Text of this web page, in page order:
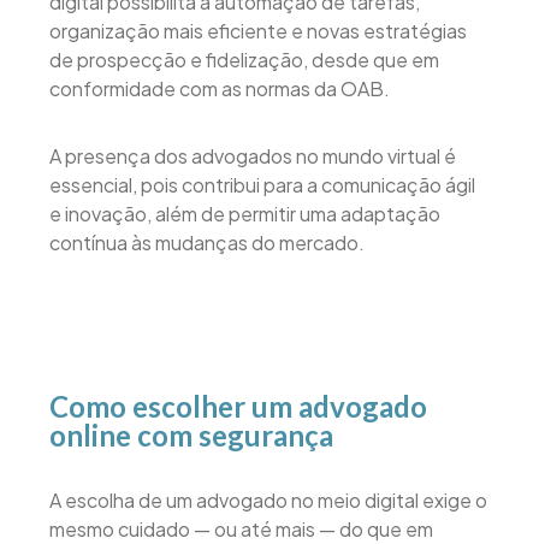
organização mais eficiente e novas estratégias
de prospecção e fidelização, desde que em
conformidade com as normas da OAB.
A presença dos advogados no mundo virtual é
essencial, pois contribui para a comunicação ágil
e inovação, além de permitir uma adaptação
contínua às mudanças do mercado.
Como escolher um advogado
online com segurança
A escolha de um advogado no meio digital exige o
mesmo cuidado — ou até mais — do que em